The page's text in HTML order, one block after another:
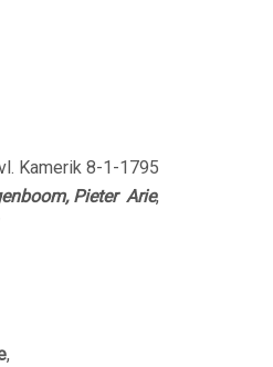
Kamerik 8-1-1795
Pieter Arie,
,